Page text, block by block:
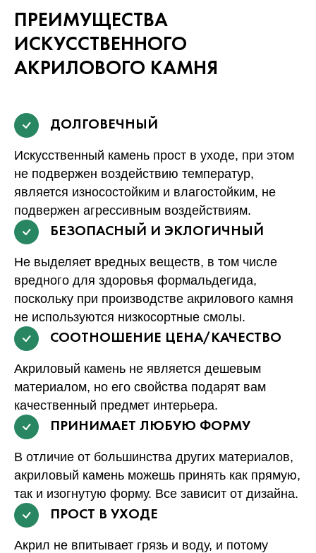
ПРЕИМУЩЕСТВА
ИСКУССТВЕННОГО
АКРИЛОВОГО КАМНЯ
ДОЛГОВЕЧНЫЙ
Искусственный камень прост в уходе, при этом
не подвержен воздействию температур,
является износостойким и влагостойким, не
подвержен агрессивным воздействиям.
БЕЗОПАСНЫЙ И ЭКЛОГИЧНЫЙ
Не выделяет вредных веществ, в том числе
вредного для здоровья формальдегида,
поскольку при производстве акрилового камня
не используются низкосортные смолы.
СООТНОШЕНИЕ ЦЕНА/КАЧЕСТВО
Акриловый камень не является дешевым
материалом, но его свойства подарят вам
качественный предмет интерьера.
ПРИНИМАЕТ ЛЮБУЮ ФОРМУ
В отличие от большинства других материалов,
акриловый камень можешь принять как прямую,
так и изогнутую форму. Все зависит от дизайна.
ПРОСТ В УХОДЕ
Акрил не впитывает грязь и воду, и потому